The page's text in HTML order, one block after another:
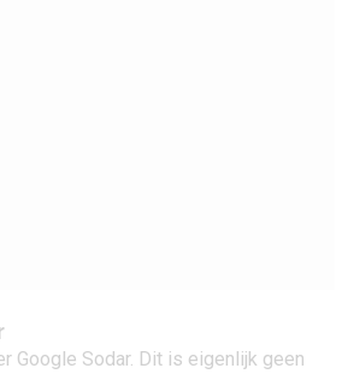
Google Sodar. Dit is eigenlijk geen